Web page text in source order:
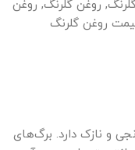
, روغن گلرنگ, روغن
روغن گلرنگ
و نازک دارد. برگ‌های